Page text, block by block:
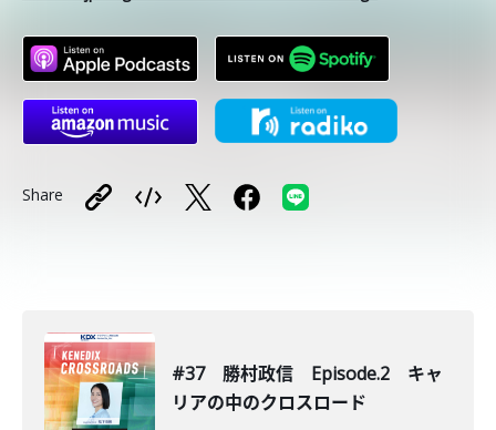
Share
#37 勝村政信 Episode.2 キャ
リアの中のクロスロード